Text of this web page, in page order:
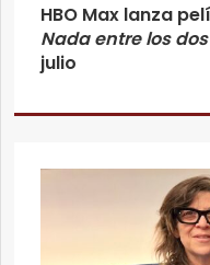
HBO Max lanza
Nada entre los dos
julio